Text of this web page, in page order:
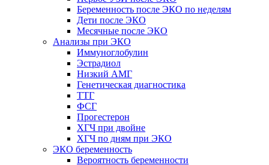
Беременность после ЭКО по неделям
Дети после ЭКО
Месячные после ЭКО
Анализы при ЭКО
Иммуноглобулин
Эстрадиол
Низкий АМГ
Генетическая диагностика
ТТГ
ФСГ
Прогестерон
ХГЧ при двойне
ХГЧ по дням при ЭКО
ЭКО беременность
Вероятность беременности